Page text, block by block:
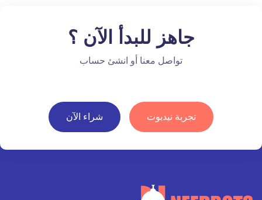
جاهز للبدأ الآن ؟
تواصل معنا أو انشئ حساب
تجربة نيدبوت شراء الآن